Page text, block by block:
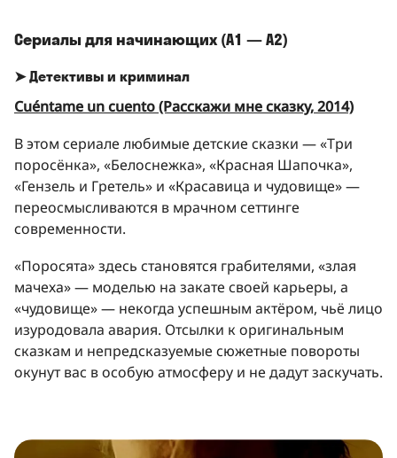
Сериалы для начинающих (A1 — A2)
➤ Детективы и криминал
Cuéntame un cuento (Расскажи мне сказку, 2014)
В этом сериале любимые детские сказки — «Три
поросёнка», «Белоснежка», «Красная Шапочка»,
«Гензель и Гретель» и «Красавица и чудовище» —
переосмысливаются в мрачном сеттинге
современности.
«Поросята» здесь становятся грабителями, «злая
мачеха» — моделью на закате своей карьеры, а
«чудовище» — некогда успешным актёром, чьё лицо
изуродовала авария. Отсылки к оригинальным
сказкам и непредсказуемые сюжетные повороты
окунут вас в особую атмосферу и не дадут заскучать.